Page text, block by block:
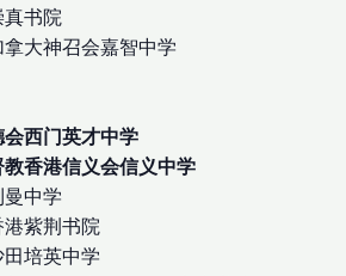
书院
大神召会嘉智中学
西门英才中学
香港信义会信义中学
中学
紫荆书院
培英中学